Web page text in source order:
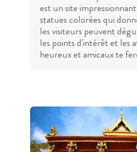
est un site
statues colorées qui
les visiteurs peuvent
les points d'intérêt et les
heureux et amicaux te